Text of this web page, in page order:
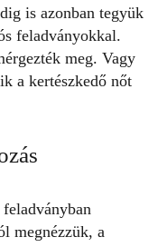
is azonban tegyük
feladványokkal.
meg. Vagy
a kertészkedő nőt
megnézzük, a